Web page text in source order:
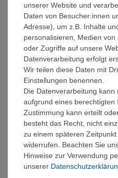
Optimal zur Verwendung
Jagen, Fischen, Reitsport,
einfach als Zuschauer bei
Fußballspiel.
Eigenschaften:
Beheizte Fleece Weste.
Großflächiges
flexibler und hoch
Kunststofffaser
Besteht aus dünnem
Ideal als warmer
Vielseitig einsetzbar
Bewegungsfreiheit.
Bequemer Schutz bei
4 stufig einstellbare
unserer Website und
Daten von Besucher:innen
Adresse), um z.B. Inhalte
personalisieren, Medien
oder Zugriffe auf unsere
Datenverarbeitung erfolgt
Wir teilen diese Daten mit
Einstellungen benennen.
Die Datenverarbeitung kann
aufgrund eines berechtigten
Zustimmung kann erteilt
besteht das Recht, nicht
zu einem späteren
widerrufen. Beachten Sie
Hinweise zur Verwendung
unserer